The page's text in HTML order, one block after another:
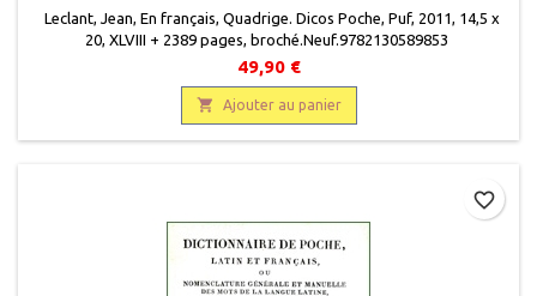
Leclant, Jean, En français, Quadrige. Dicos Poche, Puf, 2011, 14,5 x
20, XLVIII + 2389 pages, broché.Neuf.9782130589853
49,90 €
 Ajouter au panier
favorite_border